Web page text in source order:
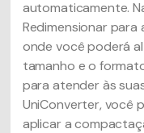
automaticamente.
Redimensionar para
onde você poderá
tamanho e o
para atender às
UniConverter, você
aplicar a